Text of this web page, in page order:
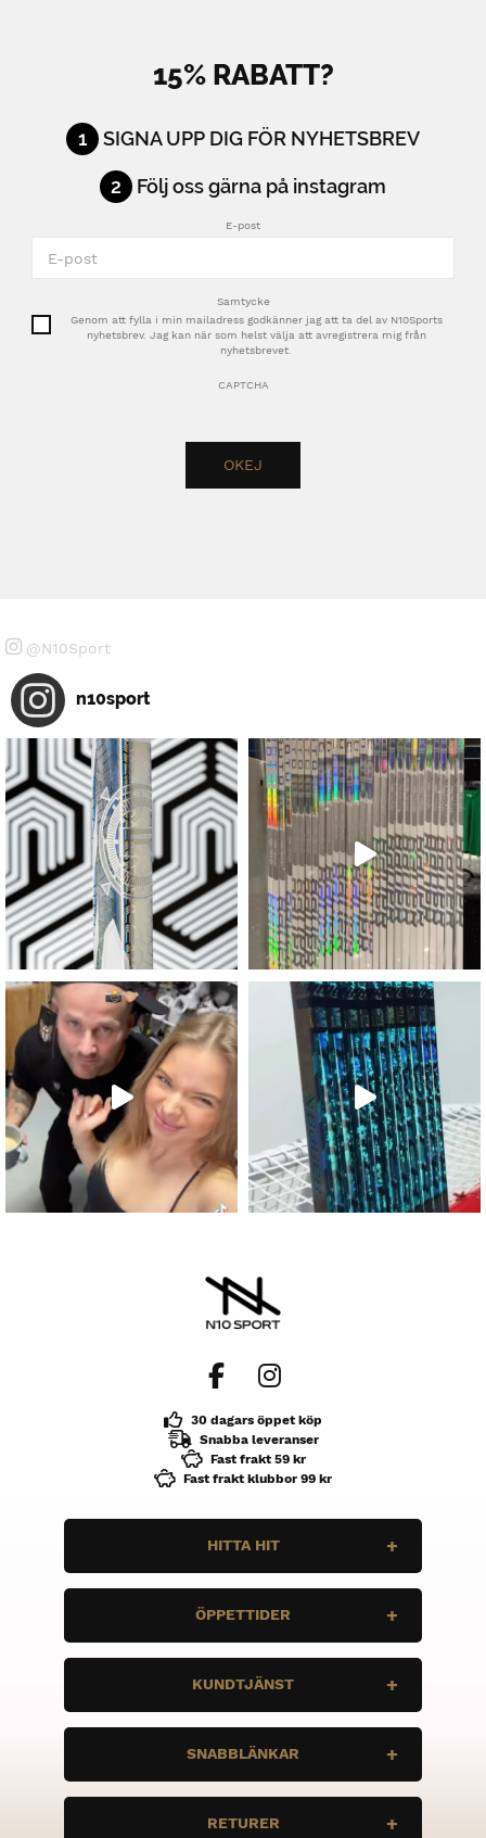
15% RABATT?
1 SIGNA UPP DIG FÖR NYHETSBREV
2 Följ oss gärna på instagram
E-post
Samtycke
Genom att fylla i min mailadress godkänner jag att ta del av N10Sports
nyhetsbrev. Jag kan när som helst välja att avregistrera mig från
nyhetsbrevet.
CAPTCHA
@N10Sport
n10sport
30 dagars öppet köp
Snabba leveranser
Fast frakt 59 kr
Fast frakt klubbor 99 kr
HITTA HIT
735 37 Surahammar
ÖPPETTIDER
Ons
STÄNGT
Lör
STÄNGT
KUNDTJÄNST
grejer. Är det några frågor, tveka inte att
höra av dig.
info@n10sport.se
SNABBLÄNKAR
RETURER